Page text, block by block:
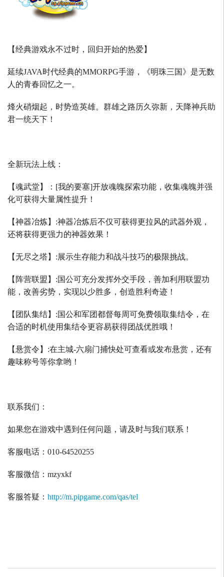
【经典游戏永不过时，回归开始的热爱】
延续JAVA时代经典的MMORPG手游，《明珠三国》是无数
人的青春回忆之一。
烽火硝烟起，时势造英雄。群雄之路历久弥新，天降神兵助
君一统天下！
全新玩法上线：
【魂武堂】： [我的要塞]开放魂魄探索功能，收集魂魄并强
化可获得大量属性提升！
【神器冶炼】 :神器冶炼后不仅可获得更拉风的武器外观，
还将获得更强力的神器效果！
【无尽之塔】 :展示生存能力和战斗技巧的极限挑战。
【阵营联盟】 :国公可充分发挥外交手段，善加利用联盟功
能，改善劣势，实现以少胜多，创造胜利奇迹！
【团队集结】 :国公和军团都督每周可免费领取集结令，在
合适的时机使用集结令更容易获得团战优胜哦！
【悬赏令】 :在主城-六扇门捕快处可查看或发布悬赏，还有
趣味称号等你拿哟！
联系我们：
如果您在游戏中遇到任何问题，请及时与我们联系！
客服电话： 010-64520255
客服微信： mzyxkf
客服答疑： http://m.pipgame.com/qas/tel